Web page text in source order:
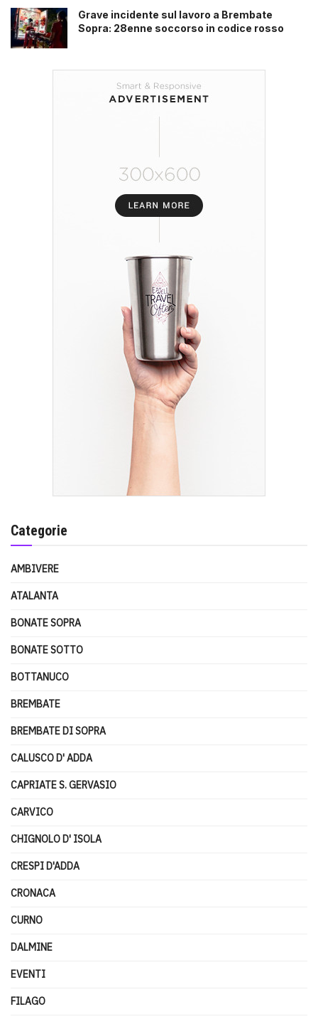
Grave incidente sul lavoro a Brembate
Sopra: 28enne soccorso in codice rosso
Categorie
AMBIVERE
ATALANTA
BONATE SOPRA
BONATE SOTTO
BOTTANUCO
BREMBATE
BREMBATE DI SOPRA
CALUSCO D' ADDA
CAPRIATE S. GERVASIO
CARVICO
CHIGNOLO D' ISOLA
CRESPI D'ADDA
CRONACA
CURNO
DALMINE
EVENTI
FILAGO